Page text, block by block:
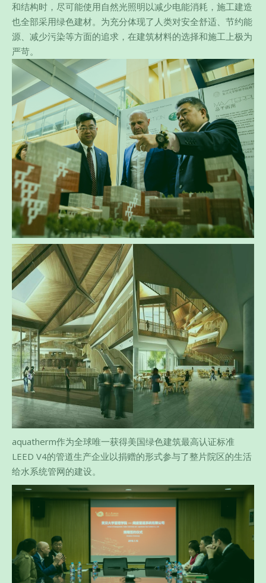
和结构时，尽可能使用自然光照明以减少电能消耗，施工建造
也全部采用绿色建材。为充分体现了人类对安全舒适、节约能
源、减少污染等方面的追求，在建筑材料的选择和施工上极为
严苛。
aquatherm作为全球唯一获得美国绿色建筑最高认证标准
LEED V4的管道生产企业以捐赠的形式参与了整片院区的生活
给水系统管网的建设。